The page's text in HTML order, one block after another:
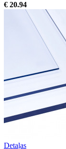
€ 20.94
Detaļas